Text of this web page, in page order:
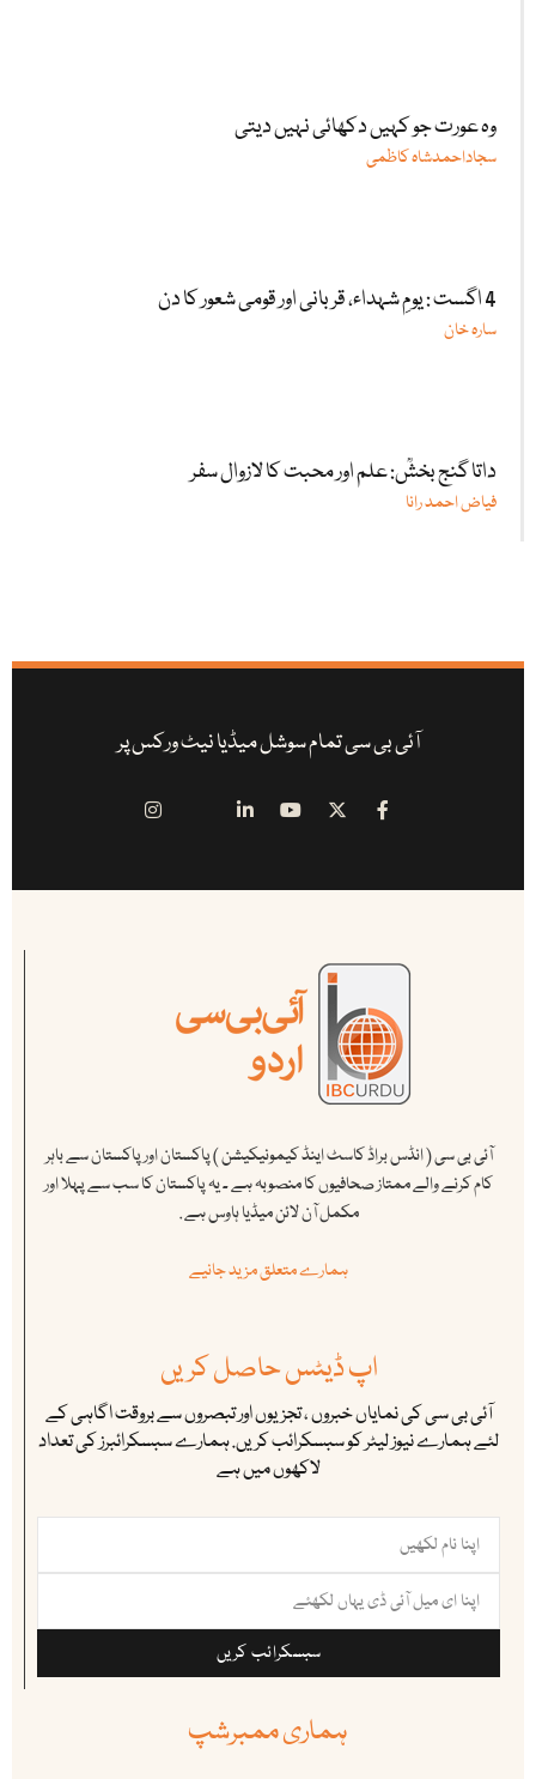
وہ عورت جو کہیں دکھائی نہیں دیتی
سجاداحمدشاہ کاظمی
4 اگست : یومِ شہداء، قربانی اور قومی شعور کا دن
سارہ خان
داتا گنج بخشؒ: علم اور محبت کا لازوال سفر
فیاض احمد رانا
آئی بی سی تمام سوشل میڈیا نیٹ ورکس پر
آئی بی سی ( انڈس براڈ کاسٹ اینڈ کیمونیکیشن ) پاکستان اور پاکستان سے باہر
کام کرنے والے ممتاز صحافیوں کا منصوبہ ہے ۔ یہ پاکستان کا سب سے پہلا اور
مکمل آن لائن میڈیا ہاوس ہے .
ہمارے متعلق مزید جانیے
اپ ڈیٹس حاصل کریں
آئی بی سی کی نمایاں خبروں ، تجزیوں اور تبصروں سے بروقت اگاہی کے
لئے ہمارے نیوز لیٹر کو سبسکرائب کریں. ہمارے سبسکرائبرز کی تعداد
لاکھوں میں ہے
سبسکرائب کریں
ہماری ممبرشپ